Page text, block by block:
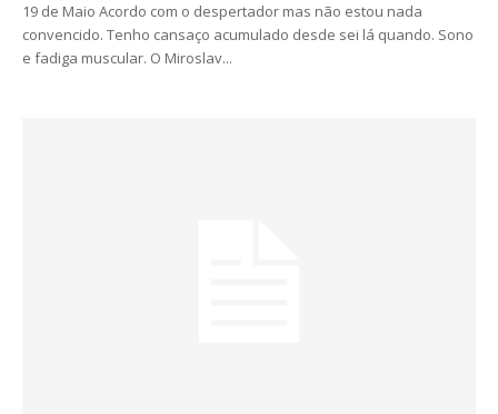
19 de Maio Acordo com o despertador mas não estou nada
convencido. Tenho cansaço acumulado desde sei lá quando. Sono
e fadiga muscular. O Miroslav...